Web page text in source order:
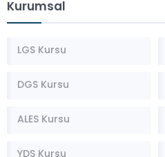
Kurumsal
LGS Kursu
DGS Kursu
ALES Kursu
YDS Kursu